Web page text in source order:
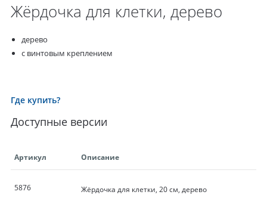
Жёрдочка для клетки, дерево
дерево
с винтовым креплением
Где купить?
Доступные версии
Артикул Описание
5876 Жёрдочка для клетки, 20 см, дерево